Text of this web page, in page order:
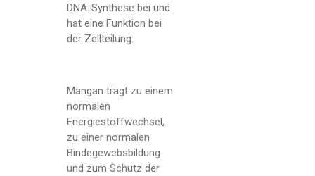
DNA-Synthese bei und
hat eine Funktion bei
der Zellteilung.
Mangan trägt zu einem
normalen
Energiestoffwechsel,
zu einer normalen
Bindegewebsbildung
und zum Schutz der